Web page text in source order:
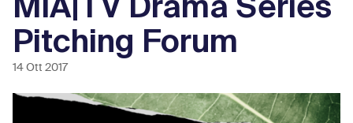
Pitching Forum
14 Ott 2017